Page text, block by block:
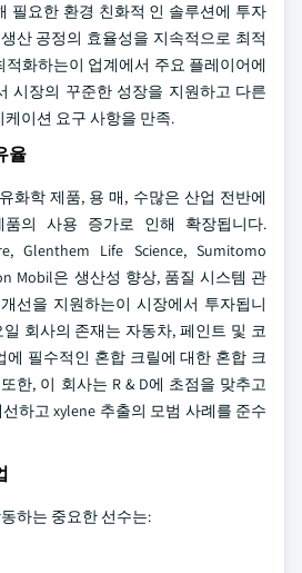
필요한 환경 친화적 인 솔루션에 투자
산 공정의 효율성을 지속적으로 최적
화하는이 업계에서 주요 플레이어에
시장의 꾸준한 성장을 지원하고 다른
이션 요구 사항을 만족.
율
화학 제품, 용 매, 수많은 산업 전반에
의 사용 증가로 인해 확장됩니다.
Glenthem Life Science, Sumitomo
Mobil은 생산성 향상, 품질 시스템 관
선을 지원하는이 시장에서 투자됩니
회사의 존재는 자동차, 페인트 및 코
에 필수적인 혼합 크릴에 대한 혼합 크
한, 이 회사는 R & D에 초점을 맞추고
하고 xylene 추출의 모범 사례를 준수
하는 중요한 선수는: